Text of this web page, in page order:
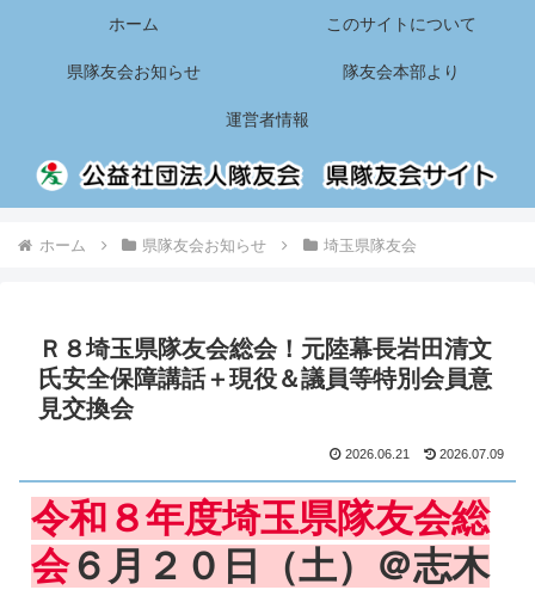
ホーム このサイトについて
県隊友会お知らせ 隊友会本部より
運営者情報
ホーム 県隊友会お知らせ 埼玉県隊友会
Ｒ８埼玉県隊友会総会！元陸幕長岩田清文
氏安全保障講話＋現役＆議員等特別会員意
見交換会
2026.06.21 2026.07.09
令和８年度埼玉県隊友会総
会６月２０日（土）＠志木